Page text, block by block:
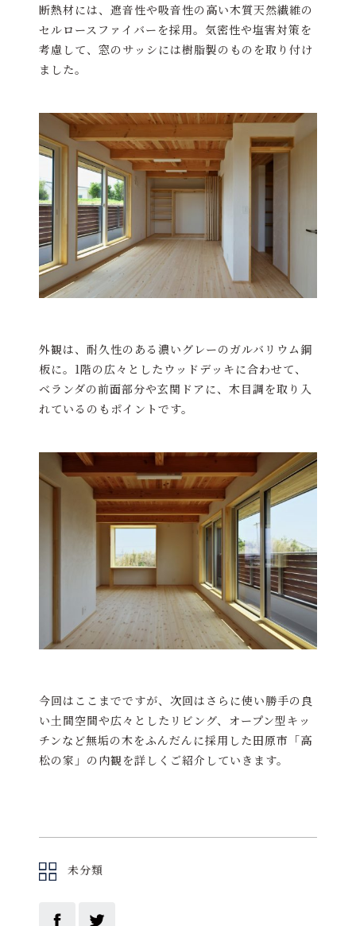
断熱材には、遮音性や吸音性の高い木質天然繊維の
セルロースファイバーを採用。気密性や塩害対策を
考慮して、窓のサッシには樹脂製のものを取り付け
ました。
外観は、耐久性のある濃いグレーのガルバリウム鋼
板に。1階の広々としたウッドデッキに合わせて、
ベランダの前面部分や玄関ドアに、木目調を取り入
れているのもポイントです。
今回はここまでですが、次回はさらに使い勝手の良
い土間空間や広々としたリビング、オープン型キッ
チンなど無垢の木をふんだんに採用した田原市「高
松の家」の内観を詳しくご紹介していきます。
未分類